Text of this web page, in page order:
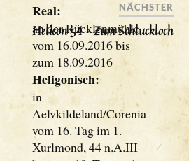
Real:
an der Rücklenmühle
vom 16.09.2016 bis
zum 18.09.2016
Heligonisch:
in
Aelvkildeland/Corenia
vom 16. Tag im 1.
Xurlmond, 44 n.A.III
NÄCHSTER
Helicon 54 – Zum Schluckloch